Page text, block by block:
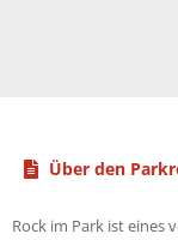
Über den
Rock im Park ist eines